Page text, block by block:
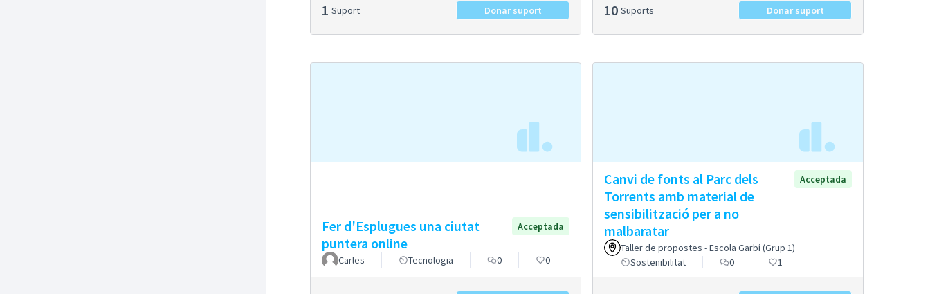
1 Suport Donar suport 10 Suports Donar suport
Fer d'Esplugues una ciutat
puntera online
Acceptada
Carles Tecnologia 0 0
Canvi de fonts al Parc dels
Torrents amb material de
sensibilització per a no
malbaratar
Acceptada
Taller de propostes - Escola Garbí (Grup 1)
Sostenibilitat
0 1